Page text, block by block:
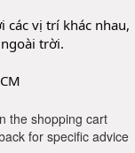
các vị trí khác nhau,
trời.
the shopping cart
for specific advice